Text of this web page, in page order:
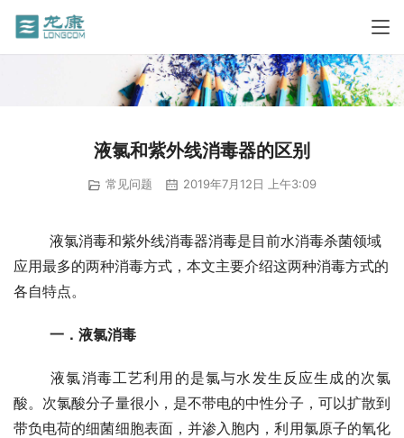
液氯和紫外线消毒器的区别
常见问题 2019年7月12日 上午3:09
应用最多的两种消毒方式，本文主要介绍这两种消毒方式的
各自特点。
一．液氯消毒
	液氯消毒工艺利用的是氯与水发生反应生成的次氯
酸。次氯酸分子量很小，是不带电的中性分子，可以扩散到
带负电荷的细菌细胞表面，并渗入胞内，利用氯原子的氧化